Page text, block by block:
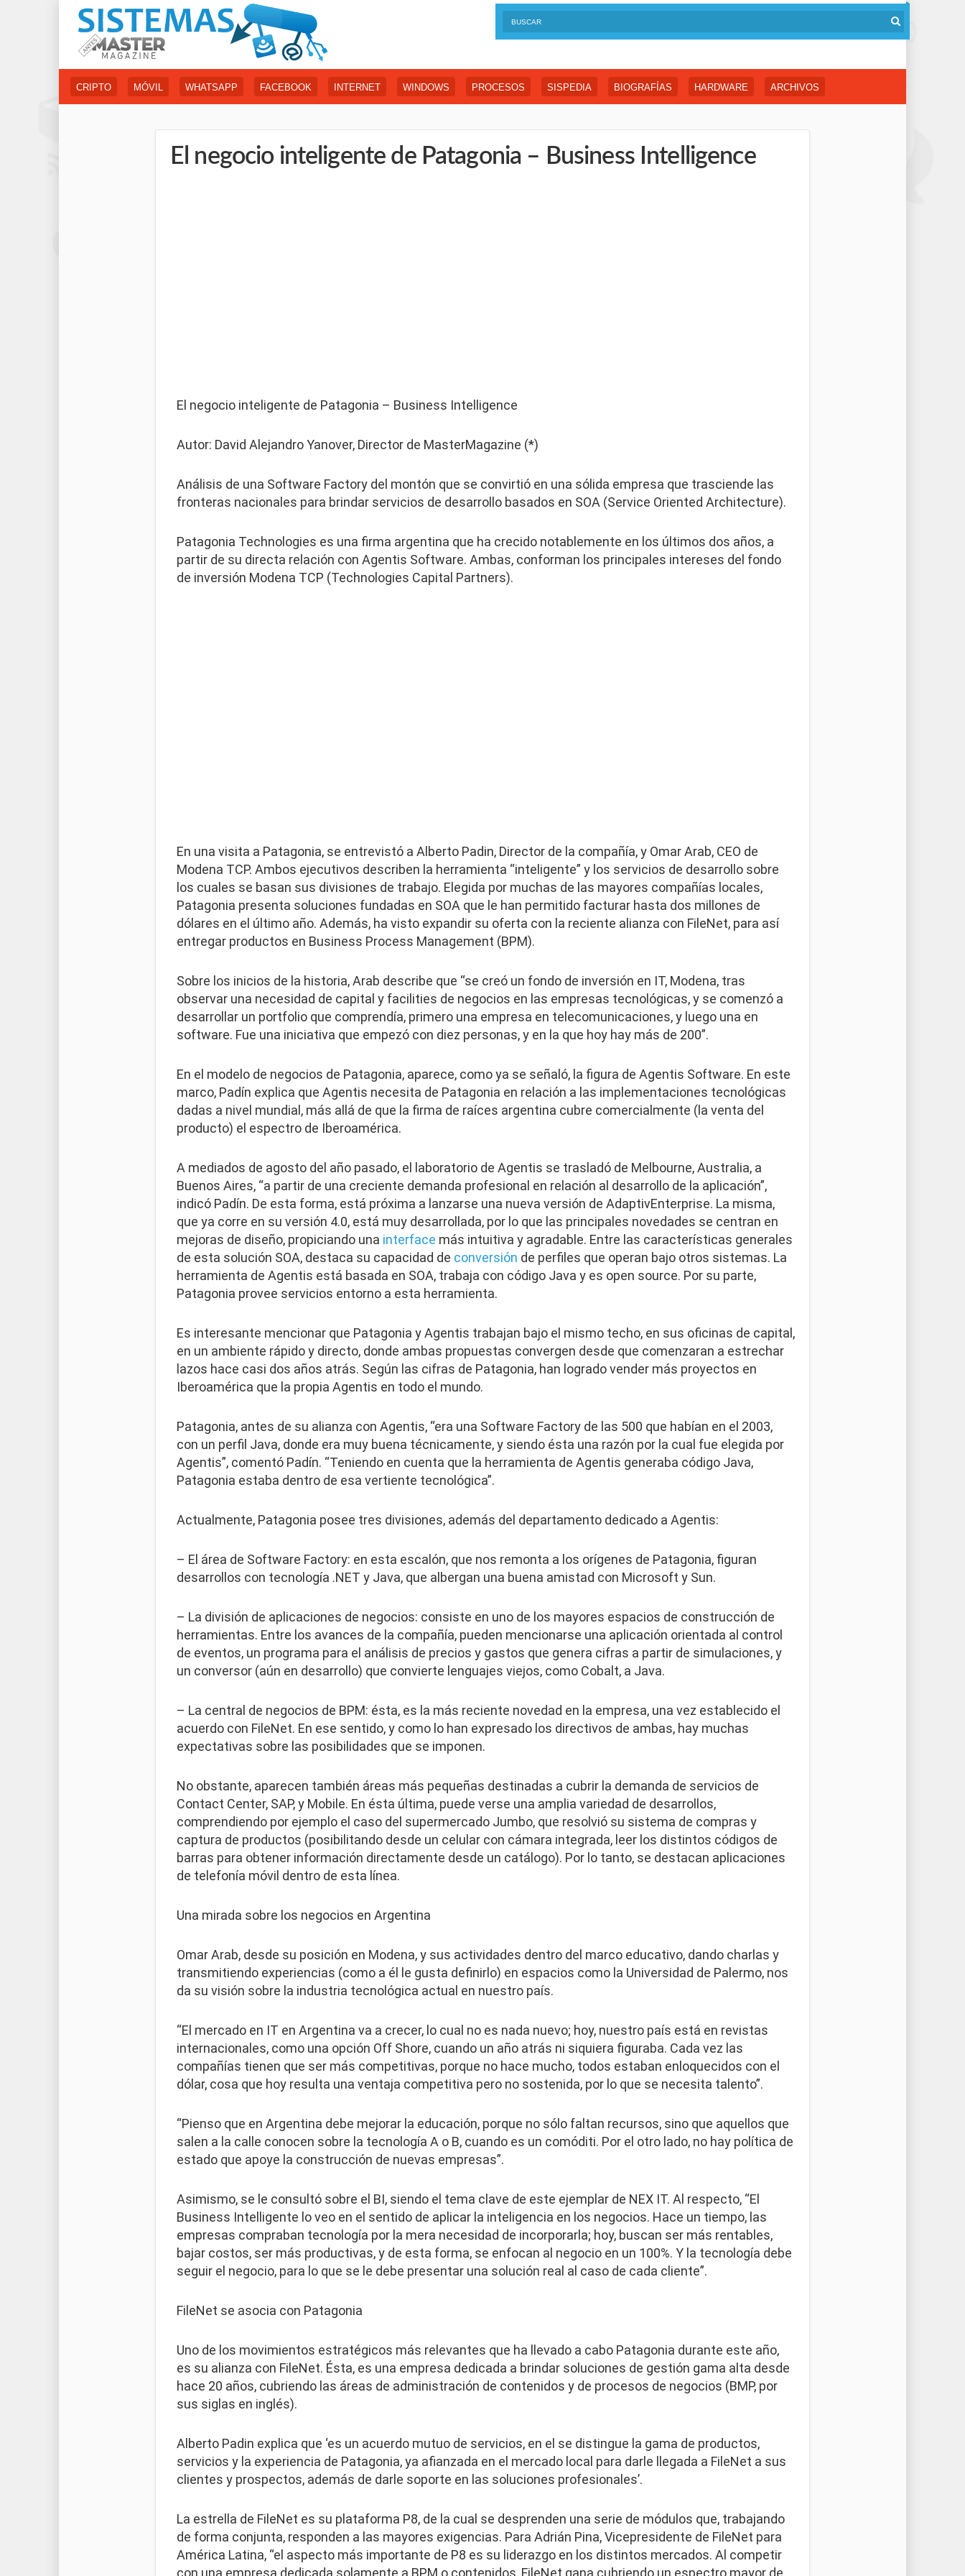
CRIPTO MÓVIL WHATSAPP FACEBOOK INTERNET WINDOWS PROCESOS SISPEDIA BIOGRAFÍAS HARDWARE ARCHIVOS
El negocio inteligente de Patagonia – Business Intelligence
El negocio inteligente de Patagonia – Business Intelligence
Autor: David Alejandro Yanover, Director de MasterMagazine (*)
Análisis de una Software Factory del montón que se convirtió en una sólida empresa que trasciende las
fronteras nacionales para brindar servicios de desarrollo basados en SOA (Service Oriented Architecture).
Patagonia Technologies es una firma argentina que ha crecido notablemente en los últimos dos años, a
partir de su directa relación con Agentis Software. Ambas, conforman los principales intereses del fondo
de inversión Modena TCP (Technologies Capital Partners).
En una visita a Patagonia, se entrevistó a Alberto Padin, Director de la compañía, y Omar Arab, CEO de
Modena TCP. Ambos ejecutivos describen la herramienta “inteligente” y los servicios de desarrollo sobre
los cuales se basan sus divisiones de trabajo. Elegida por muchas de las mayores compañías locales,
Patagonia presenta soluciones fundadas en SOA que le han permitido facturar hasta dos millones de
dólares en el último año. Además, ha visto expandir su oferta con la reciente alianza con FileNet, para así
entregar productos en Business Process Management (BPM).
Sobre los inicios de la historia, Arab describe que “se creó un fondo de inversión en IT, Modena, tras
observar una necesidad de capital y facilities de negocios en las empresas tecnológicas, y se comenzó a
desarrollar un portfolio que comprendía, primero una empresa en telecomunicaciones, y luego una en
software. Fue una iniciativa que empezó con diez personas, y en la que hoy hay más de 200”.
En el modelo de negocios de Patagonia, aparece, como ya se señaló, la figura de Agentis Software. En este
marco, Padín explica que Agentis necesita de Patagonia en relación a las implementaciones tecnológicas
dadas a nivel mundial, más allá de que la firma de raíces argentina cubre comercialmente (la venta del
producto) el espectro de Iberoamérica.
A mediados de agosto del año pasado, el laboratorio de Agentis se trasladó de Melbourne, Australia, a
Buenos Aires, “a partir de una creciente demanda profesional en relación al desarrollo de la aplicación”,
indicó Padín. De esta forma, está próxima a lanzarse una nueva versión de AdaptivEnterprise. La misma,
que ya corre en su versión 4.0, está muy desarrollada, por lo que las principales novedades se centran en
mejoras de diseño, propiciando una interface más intuitiva y agradable. Entre las características generales
de esta solución SOA, destaca su capacidad de conversión de perfiles que operan bajo otros sistemas. La
herramienta de Agentis está basada en SOA, trabaja con código Java y es open source. Por su parte,
Patagonia provee servicios entorno a esta herramienta.
Es interesante mencionar que Patagonia y Agentis trabajan bajo el mismo techo, en sus oficinas de capital,
en un ambiente rápido y directo, donde ambas propuestas convergen desde que comenzaran a estrechar
lazos hace casi dos años atrás. Según las cifras de Patagonia, han logrado vender más proyectos en
Iberoamérica que la propia Agentis en todo el mundo.
Patagonia, antes de su alianza con Agentis, “era una Software Factory de las 500 que habían en el 2003,
con un perfil Java, donde era muy buena técnicamente, y siendo ésta una razón por la cual fue elegida por
Agentis”, comentó Padín. “Teniendo en cuenta que la herramienta de Agentis generaba código Java,
Patagonia estaba dentro de esa vertiente tecnológica”.
Actualmente, Patagonia posee tres divisiones, además del departamento dedicado a Agentis:
– El área de Software Factory: en esta escalón, que nos remonta a los orígenes de Patagonia, figuran
desarrollos con tecnología .NET y Java, que albergan una buena amistad con Microsoft y Sun.
– La división de aplicaciones de negocios: consiste en uno de los mayores espacios de construcción de
herramientas. Entre los avances de la compañía, pueden mencionarse una aplicación orientada al control
de eventos, un programa para el análisis de precios y gastos que genera cifras a partir de simulaciones, y
un conversor (aún en desarrollo) que convierte lenguajes viejos, como Cobalt, a Java.
– La central de negocios de BPM: ésta, es la más reciente novedad en la empresa, una vez establecido el
acuerdo con FileNet. En ese sentido, y como lo han expresado los directivos de ambas, hay muchas
expectativas sobre las posibilidades que se imponen.
No obstante, aparecen también áreas más pequeñas destinadas a cubrir la demanda de servicios de
Contact Center, SAP, y Mobile. En ésta última, puede verse una amplia variedad de desarrollos,
comprendiendo por ejemplo el caso del supermercado Jumbo, que resolvió su sistema de compras y
captura de productos (posibilitando desde un celular con cámara integrada, leer los distintos códigos de
barras para obtener información directamente desde un catálogo). Por lo tanto, se destacan aplicaciones
de telefonía móvil dentro de esta línea.
Una mirada sobre los negocios en Argentina
Omar Arab, desde su posición en Modena, y sus actividades dentro del marco educativo, dando charlas y
transmitiendo experiencias (como a él le gusta definirlo) en espacios como la Universidad de Palermo, nos
da su visión sobre la industria tecnológica actual en nuestro país.
“El mercado en IT en Argentina va a crecer, lo cual no es nada nuevo; hoy, nuestro país está en revistas
internacionales, como una opción Off Shore, cuando un año atrás ni siquiera figuraba. Cada vez las
compañías tienen que ser más competitivas, porque no hace mucho, todos estaban enloquecidos con el
dólar, cosa que hoy resulta una ventaja competitiva pero no sostenida, por lo que se necesita talento”.
“Pienso que en Argentina debe mejorar la educación, porque no sólo faltan recursos, sino que aquellos que
salen a la calle conocen sobre la tecnología A o B, cuando es un comóditi. Por el otro lado, no hay política de
estado que apoye la construcción de nuevas empresas”.
Asimismo, se le consultó sobre el BI, siendo el tema clave de este ejemplar de NEX IT. Al respecto, “El
Business Intelligente lo veo en el sentido de aplicar la inteligencia en los negocios. Hace un tiempo, las
empresas compraban tecnología por la mera necesidad de incorporarla; hoy, buscan ser más rentables,
bajar costos, ser más productivas, y de esta forma, se enfocan al negocio en un 100%. Y la tecnología debe
seguir el negocio, para lo que se le debe presentar una solución real al caso de cada cliente”.
FileNet se asocia con Patagonia
Uno de los movimientos estratégicos más relevantes que ha llevado a cabo Patagonia durante este año,
es su alianza con FileNet. Ésta, es una empresa dedicada a brindar soluciones de gestión gama alta desde
hace 20 años, cubriendo las áreas de administración de contenidos y de procesos de negocios (BMP, por
sus siglas en inglés).
Alberto Padin explica que ‘es un acuerdo mutuo de servicios, en el se distingue la gama de productos,
servicios y la experiencia de Patagonia, ya afianzada en el mercado local para darle llegada a FileNet a sus
clientes y prospectos, además de darle soporte en las soluciones profesionales’.
La estrella de FileNet es su plataforma P8, de la cual se desprenden una serie de módulos que, trabajando
de forma conjunta, responden a las mayores exigencias. Para Adrián Pina, Vicepresidente de FileNet para
América Latina, “el aspecto más importante de P8 es su liderazgo en los distintos mercados. Al competir
con una empresa dedicada solamente a BPM o contenidos, FileNet gana cubriendo un espectro mayor de